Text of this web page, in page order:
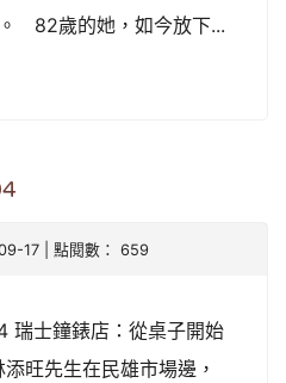
82歲的她，如今放下...
17 | 點閱數： 659
瑞士鐘錶店：從桌子開始
旺先生在民雄市場邊，